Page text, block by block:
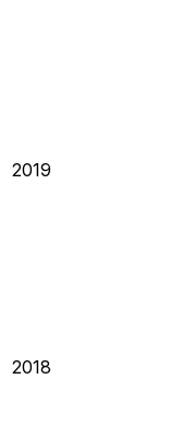
2019
2018